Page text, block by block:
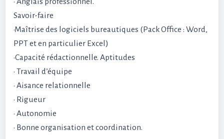
Savoir-faire
•Maîtrise des logiciels bureautiques (Pack Office : Word,
PPT et en particulier Excel)
•Capacité rédactionnelle. Aptitudes
• Travail d’équipe
• Aisance relationnelle
• Rigueur
• Autonomie
• Bonne organisation et coordination.